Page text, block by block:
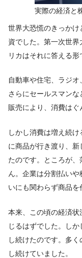
実際の経済と
世界大恐慌のきっか
資でした。第一次世
リカはそれに答える形
自動車や住宅、ラジオ
さらにセールスマン
販売により、消費はぐ
しかし消費は増え続
に商品が行き渡り、
たのです。ところが
ん。企業は分割払い
いにも関わらず商品を
本来、この頃の経済
じるはずでした。し
し続けたのです。多
し続けていました。